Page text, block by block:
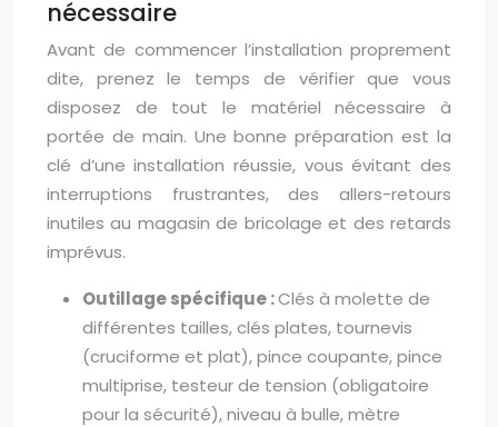
nécessaire
Avant de commencer l’installation proprement
dite, prenez le temps de vérifier que vous
disposez de tout le matériel nécessaire à
portée de main. Une bonne préparation est la
clé d’une installation réussie, vous évitant des
interruptions frustrantes, des allers-retours
inutiles au magasin de bricolage et des retards
imprévus.
Outillage spécifique :Clés à molette de
différentes tailles, clés plates, tournevis
(cruciforme et plat), pince coupante, pince
multiprise, testeur de tension (obligatoire
pour la sécurité), niveau à bulle, mètre